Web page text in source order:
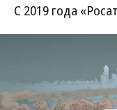
С 2019 года